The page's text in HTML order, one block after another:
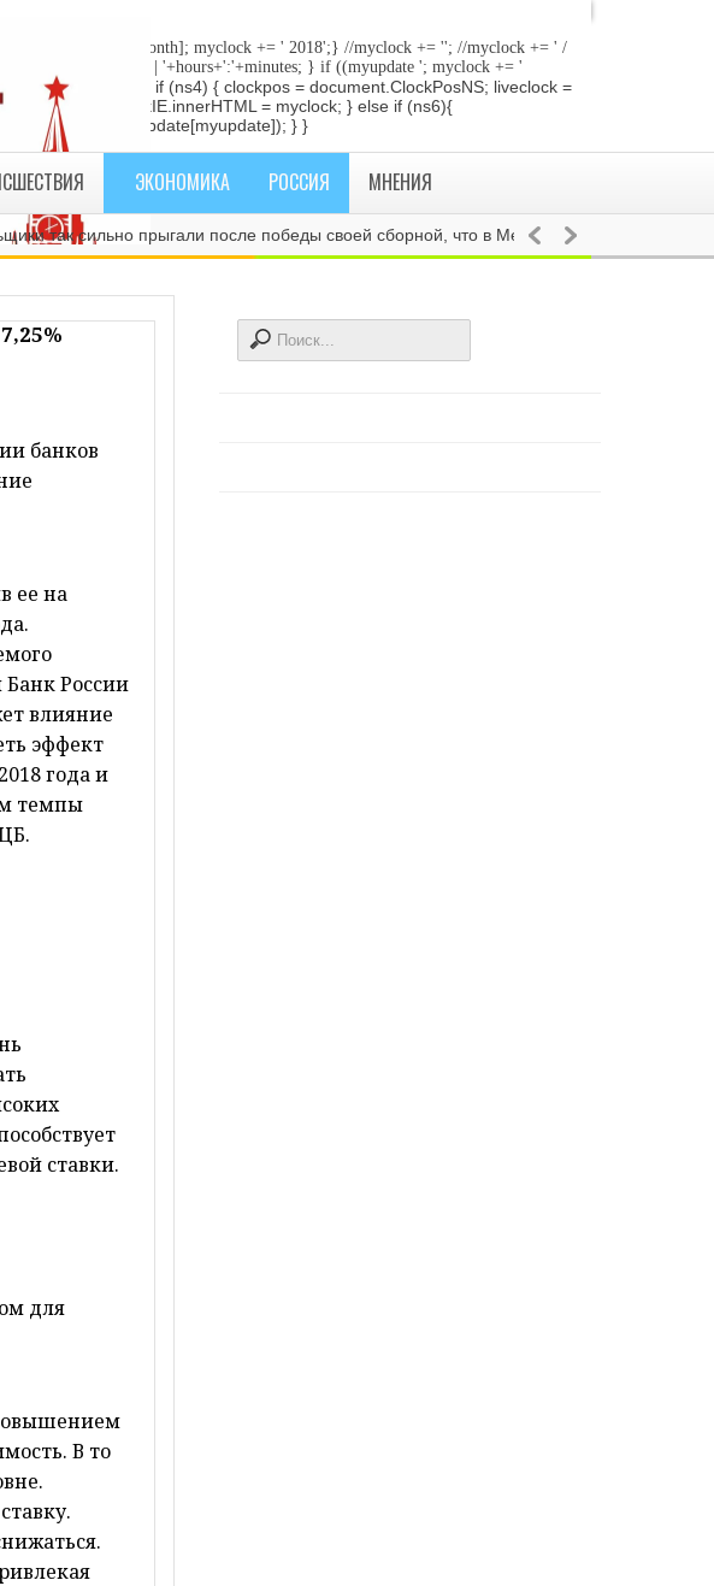
= ''; myclock += '
'+MonthsOfYear[month]; myclock += ' 2018';} //myclock += ''; //myclock += ' /
{ myclock += ' | '+hours+':'+minutes; } if ((myupdate '; myclock += '
clock to the layer: if (ns4) { clockpos = document.ClockPosNS; liveclock =
if (ie4) { LiveClockIE.innerHTML = myclock; } else if (ns6){
} }
ЭКОНОМИКА РОССИЯ МНЕНИЯ
сильно прыгали после победы своей сборной, что в Мексике зарегистрировали
банков
ее на
России
влияние
эффект
года и
темпы
ставки.
для
В то